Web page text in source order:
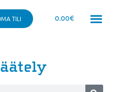
TILI 0.00€